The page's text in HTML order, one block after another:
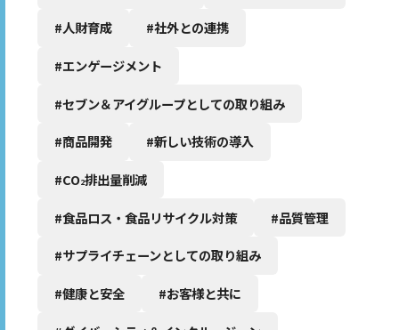
#人財育成 #社外との連携
#エンゲージメント
#セブン＆アイグループとしての取り組み
#商品開発 #新しい技術の導入
#CO2排出量削減
#食品ロス・食品リサイクル対策 #品質管理
#サプライチェーンとしての取り組み
#健康と安全 #お客様と共に